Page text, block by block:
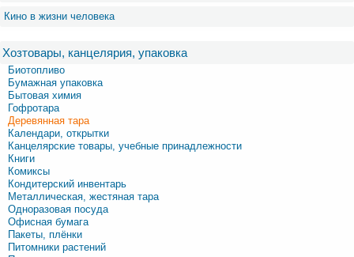
Кино в жизни человека
Хозтовары, канцелярия, упаковка
Биотопливо
Бумажная упаковка
Бытовая химия
Гофротара
Деревянная тара
Календари, открытки
Канцелярские товары, учебные принадлежности
Книги
Комиксы
Кондитерский инвентарь
Металлическая, жестяная тара
Одноразовая посуда
Офисная бумага
Пакеты, плёнки
Питомники растений